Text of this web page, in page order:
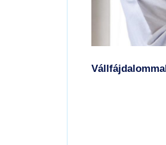
Vállfájdalommal